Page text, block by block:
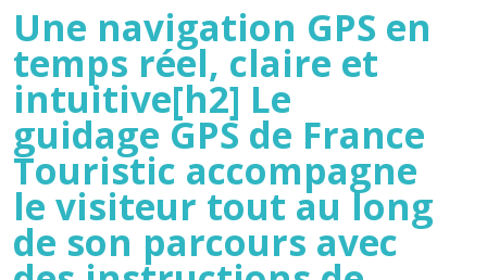
Une navigation GPS en
temps réel, claire et
intuitive[h2] Le
guidage GPS de France
Touristic accompagne
le visiteur tout au long
de son parcours avec